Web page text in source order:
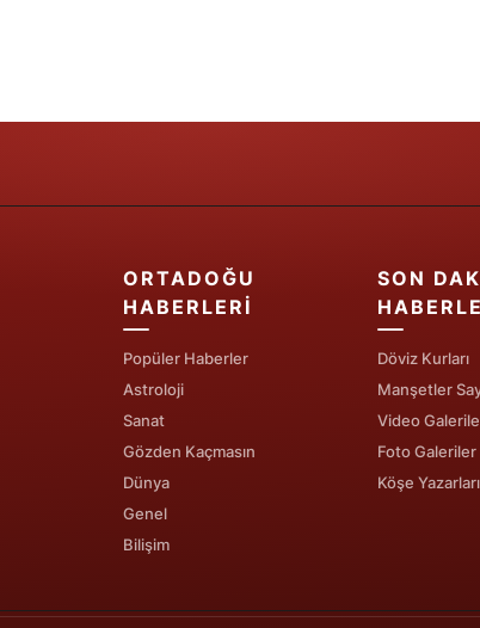
OsmaniyeORTADOĞU
HABERLERI
Popüler Haberler
Astroloji
Sanat
Gözden Kaçmasın
Dünya
Genel
Bilişim
SON
Döviz Kurları
Manşetler
Video
Foto Galeriler
Köşe Yazarları